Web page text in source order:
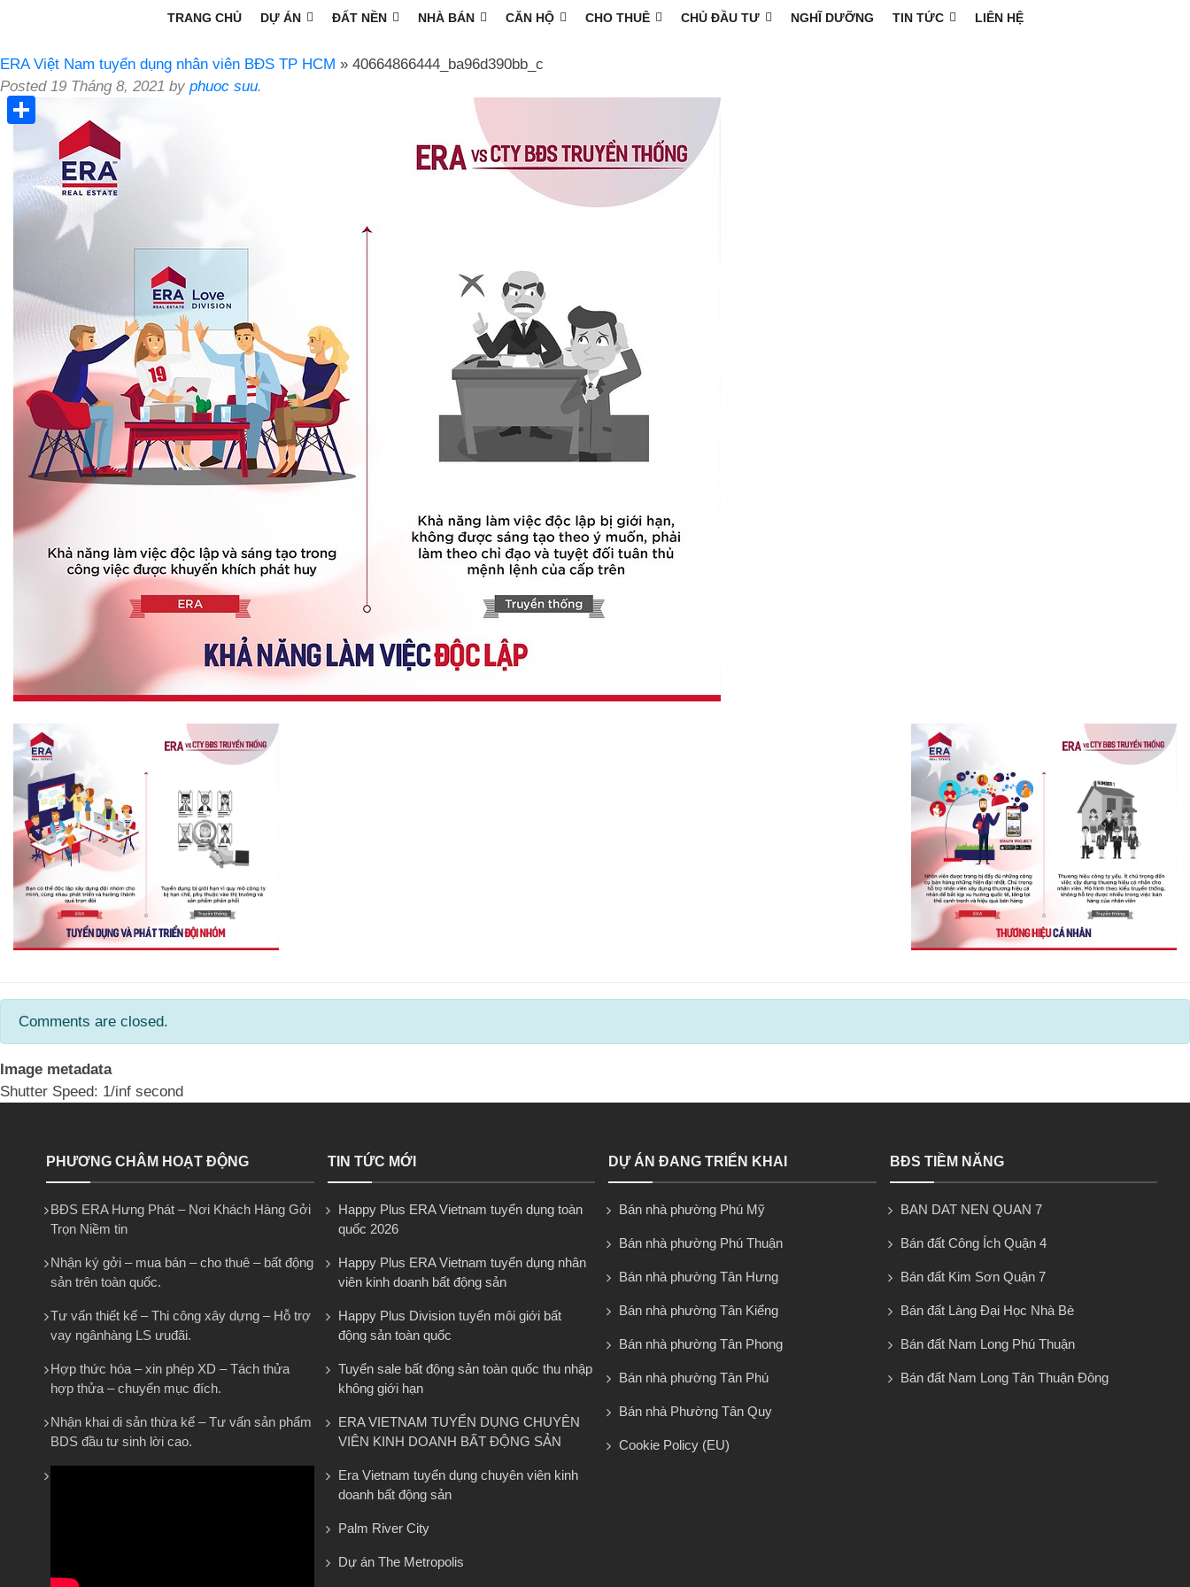
TRANG CHỦ DỰ ÁN ĐẤT NỀN NHÀ BÁN CĂN HỘ CHO THUÊ CHỦ ĐẦU TƯ NGHĨ DƯỠNG TIN TỨC LIÊN HỆ
ERA Việt Nam tuyển dụng nhân viên BĐS TP HCM » 40664866444_ba96d390bb_c
Posted 19 Tháng 8, 2021 by phuoc suu.
Comments are closed.
Image metadata
Shutter Speed: 1/inf second
PHƯƠNG CHÂM HOẠT ĐỘNG
BĐS ERA Hưng Phát – Nơi Khách Hàng Gởi
Trọn Niềm tin
Nhận ký gởi – mua bán – cho thuê – bất động
sản trên toàn quốc.
Tư vấn thiết kế – Thi công xây dựng – Hỗ trợ
vay ngânhàng LS ưuđãi.
Hợp thức hóa – xin phép XD – Tách thửa
hợp thửa – chuyển mục đích.
Nhận khai di sản thừa kế – Tư vấn sản phẩm
BDS đầu tư sinh lời cao.
TIN TỨC MỚI
Happy Plus ERA Vietnam tuyển dụng toàn
quốc 2026
Happy Plus ERA Vietnam tuyển dụng nhân
viên kinh doanh bất động sản
Happy Plus Division tuyển môi giới bất
động sản toàn quốc
Tuyển sale bất động sản toàn quốc thu nhập
không giới hạn
ERA VIETNAM TUYỂN DỤNG CHUYÊN
VIÊN KINH DOANH BẤT ĐỘNG SẢN
Era Vietnam tuyển dụng chuyên viên kinh
doanh bất động sản
Palm River City
Dự án The Metropolis
DỰ ÁN ĐANG TRIỂN KHAI
Bán nhà phường Phú Mỹ
Bán nhà phường Phú Thuận
Bán nhà phường Tân Hưng
Bán nhà phường Tân Kiểng
Bán nhà phường Tân Phong
Bán nhà phường Tân Phú
Bán nhà Phường Tân Quy
Cookie Policy (EU)
BĐS TIỀM NĂNG
BAN DAT NEN QUAN 7
Bán đất Công Ích Quận 4
Bán đất Kim Sơn Quận 7
Bán đất Làng Đại Học Nhà Bè
Bán đất Nam Long Phú Thuận
Bán đất Nam Long Tân Thuận Đông